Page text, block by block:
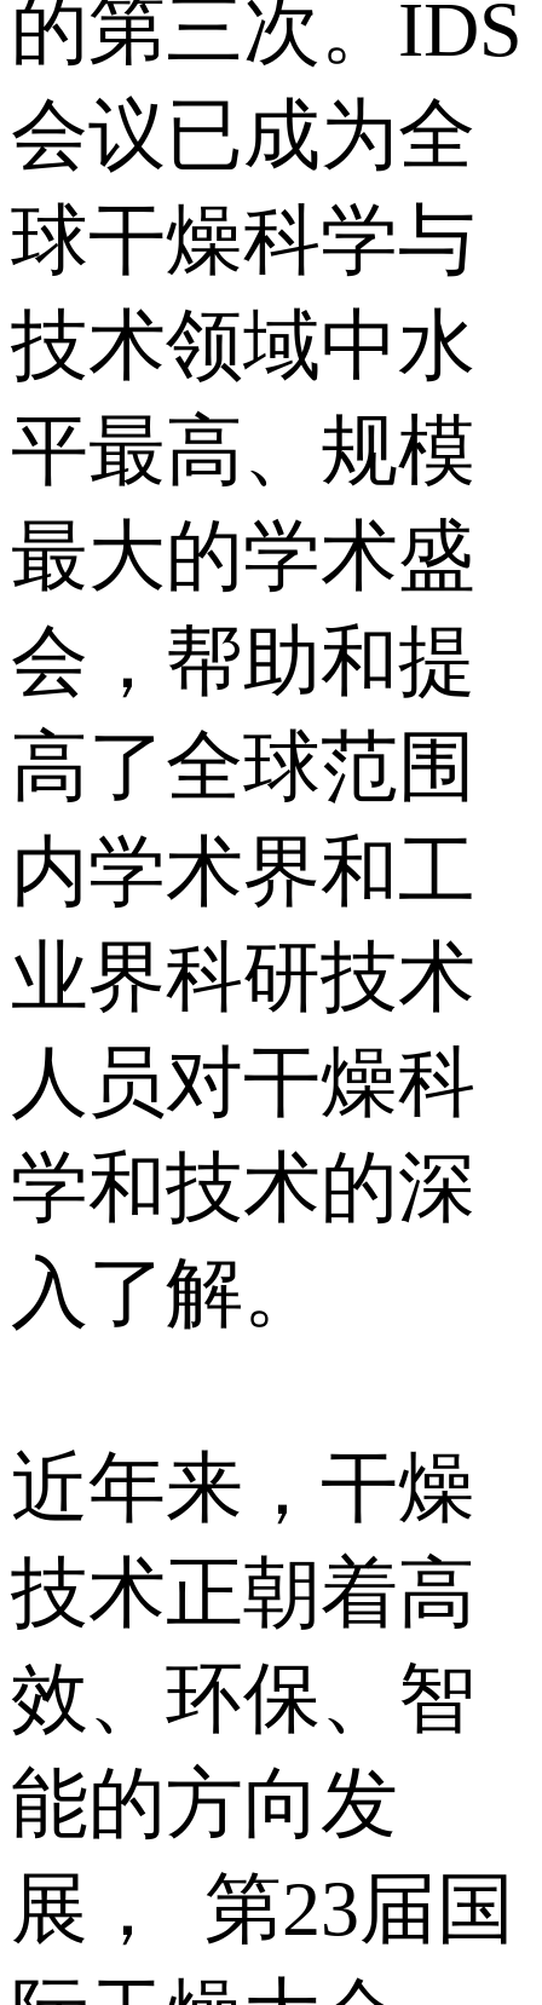
的第三次。IDS
会议已成为全
球干燥科学与
技术领域中水
平最高、规模
最大的学术盛
会，帮助和提
高了全球范围
内学术界和工
业界科研技术
人员对干燥科
学和技术的深
入了解。
近年来，干燥
技术正朝着高
效、环保、智
能的方向发
展， 第23届国